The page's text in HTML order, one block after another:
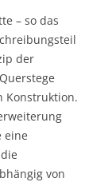
– so das
der
Konstruktion.
eine
von